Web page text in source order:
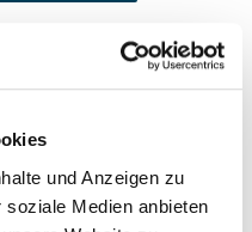
und Anzeigen zu
Medien anbieten
FAMILIE UND
BERUF